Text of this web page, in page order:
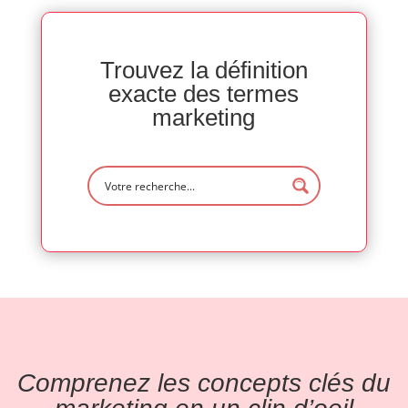
Trouvez la définition
exacte des termes
marketing
Comprenez les concepts clés du